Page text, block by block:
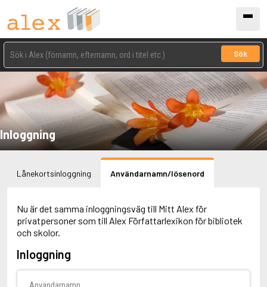
Sök
Inloggning
Lånekortsinloggning Användarnamn/lösenord
Nu är det samma inloggningsväg till Mitt Alex för
privatpersoner som till Alex Författarlexikon för bibliotek
och skolor.
Inloggning